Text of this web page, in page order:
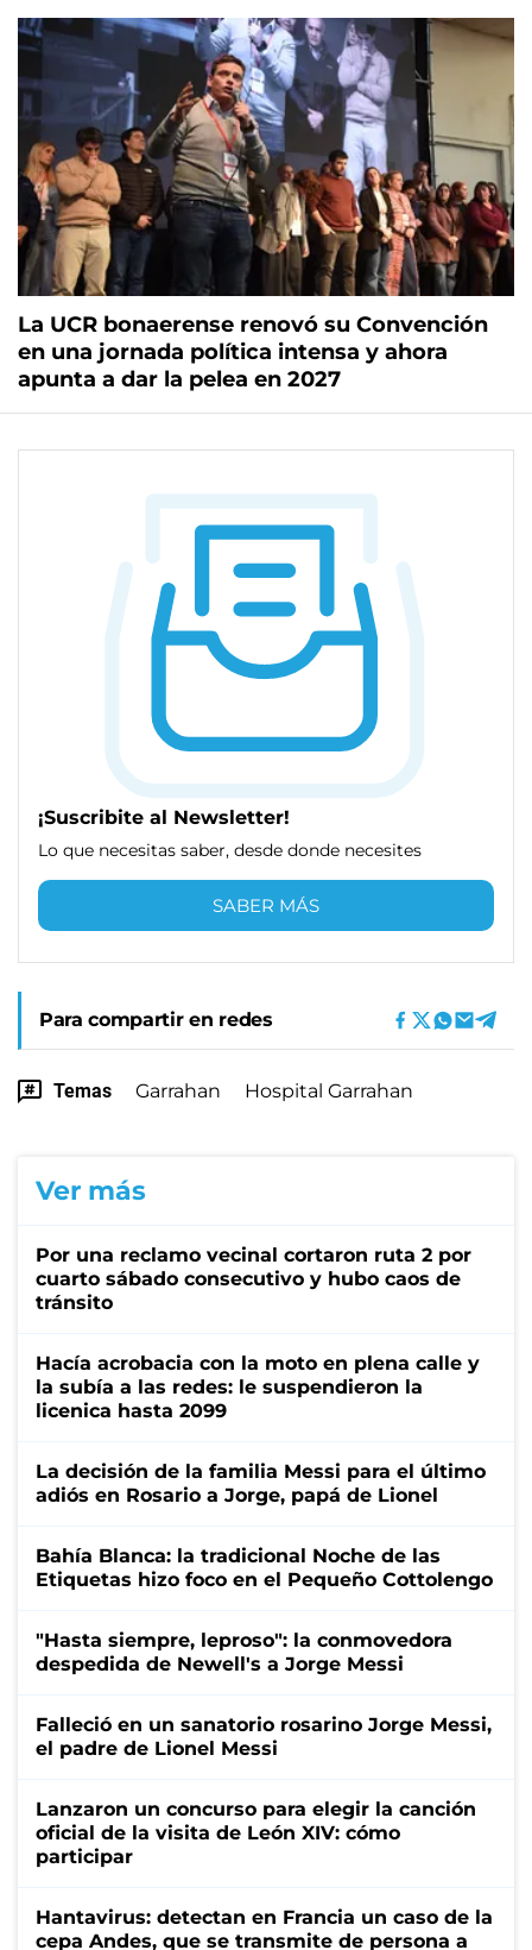
La UCR bonaerense renovó su Convención
en una jornada política intensa y ahora
apunta a dar la pelea en 2027
¡Suscribite al Newsletter!
Lo que necesitas saber, desde donde necesites
SABER MÁS
Para compartir en redes
Temas Garrahan Hospital Garrahan
Ver más
Por una reclamo vecinal cortaron ruta 2 por
cuarto sábado consecutivo y hubo caos de
tránsito
Hacía acrobacia con la moto en plena calle y
la subía a las redes: le suspendieron la
licenica hasta 2099
La decisión de la familia Messi para el último
adiós en Rosario a Jorge, papá de Lionel
Bahía Blanca: la tradicional Noche de las
Etiquetas hizo foco en el Pequeño Cottolengo
"Hasta siempre, leproso": la conmovedora
despedida de Newell's a Jorge Messi
Falleció en un sanatorio rosarino Jorge Messi,
el padre de Lionel Messi
Lanzaron un concurso para elegir la canción
oficial de la visita de León XIV: cómo
participar
Hantavirus: detectan en Francia un caso de la
cepa Andes, que se transmite de persona a